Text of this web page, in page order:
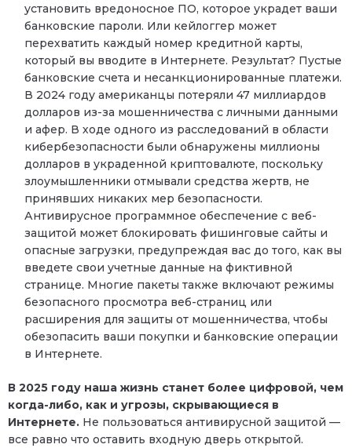
установить вредоносное ПО, которое украдет ваши
банковские пароли. Или кейлоггер может
перехватить каждый номер кредитной карты,
который вы вводите в Интернете. Результат? Пустые
банковские счета и несанкционированные платежи.
В 2024 году американцы потеряли 47 миллиардов
долларов из-за мошенничества с личными данными
и афер. В ходе одного из расследований в области
кибербезопасности были обнаружены миллионы
долларов в украденной криптовалюте, поскольку
злоумышленники отмывали средства жертв, не
принявших никаких мер безопасности.
Антивирусное программное обеспечение с веб-
защитой может блокировать фишинговые сайты и
опасные загрузки, предупреждая вас до того, как вы
введете свои учетные данные на фиктивной
странице. Многие пакеты также включают режимы
безопасного просмотра веб-страниц или
расширения для защиты от мошенничества, чтобы
обезопасить ваши покупки и банковские операции
в Интернете.
В 2025 году наша жизнь станет более цифровой, чем
когда-либо, как и угрозы, скрывающиеся в
Интернете. Не пользоваться антивирусной защитой —
все равно что оставить входную дверь открытой.